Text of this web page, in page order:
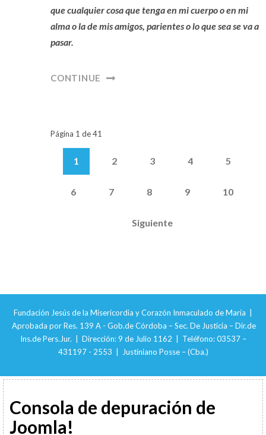
que cualquier cosa que tenga en mi cuerpo o en mi
alma o la de mis amigos, parientes o lo que sea se va a
pasar.
CONTINUE
Página 1 de 41
1 2 3 4 5
6 7 8 9 10
Siguiente
Fundación Jesús de la Misericordia y Corazón Inmaculado de María |
Aprobada por Res. 139 A - Gob.de Córdoba – Sec. De Justicia – Dir.de
Ins.de Pers.Jur. | Dirección: 9 de Julio 1162 | Teléfono: 03537 –
431197 - 2553 | Justiniano Posse – (Cba.)
Consola de depuración de
Joomla!